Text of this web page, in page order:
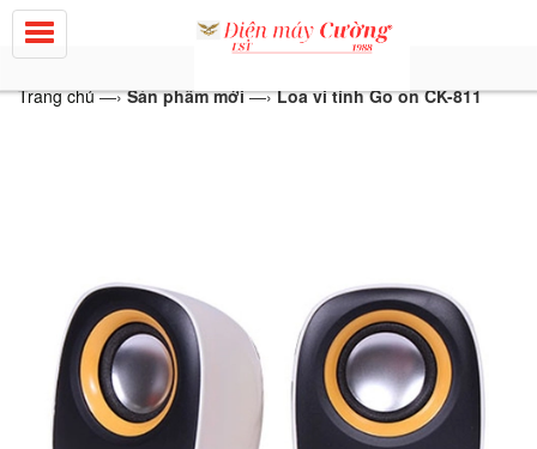
Trang chủ—› Sản phẩm mới—› Loa vi tính Go on CK-811